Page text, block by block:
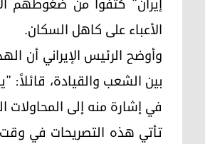
الأعباء على كاهل السكان.
وأوضح الرئيس الإيراني أن
بين الشعب والقيادة،
في إشارة منه إلى المحاولات